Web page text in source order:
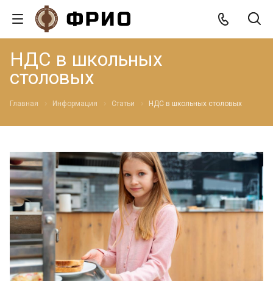
НДС в школьных
столовых
Главная Информация Статьи НДС в школьных столовых